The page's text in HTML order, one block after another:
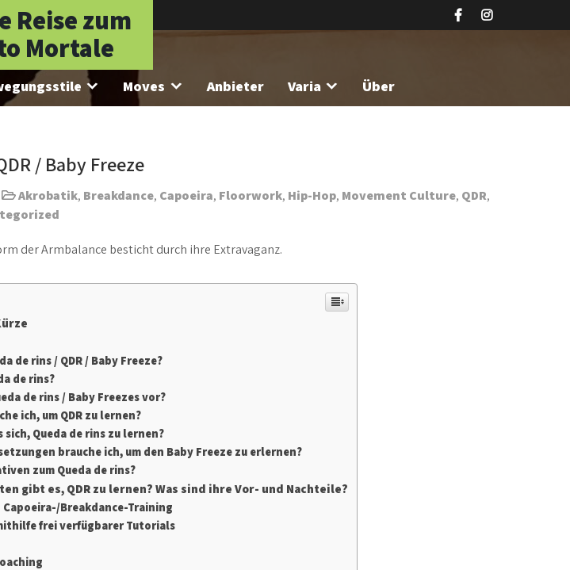
Reise zum
Mortale
Moves Anbieter Varia Über
/ Baby Freeze
Akrobatik, Breakdance, Capoeira, Floorwork, Hip-Hop, Movement Culture, QDR,
der Armbalance besticht durch ihre Extravaganz.
de rins / QDR / Baby Freeze?
de rins?
de rins / Baby Freezes vor?
ich, um QDR zu lernen?
sich, Queda de rins zu lernen?
brauche ich, um den Baby Freeze zu erlernen?
zum Queda de rins?
gibt es, QDR zu lernen? Was sind ihre Vor- und Nachteile?
Capoeira-/Breakdance-Training
frei verfügbarer Tutorials